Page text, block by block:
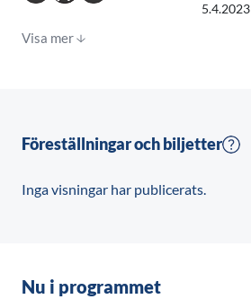
5.4.2023
Visa mer
Föreställningar och biljetter
Inga visningar har publicerats.
Nu i programmet